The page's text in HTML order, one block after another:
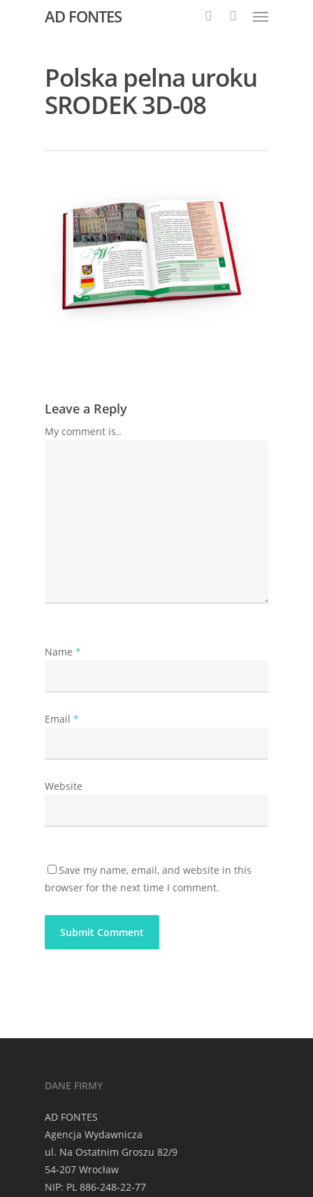
AD FONTES
Polska pelna uroku
SRODEK 3D-08
Leave a Reply
My comment is..
Name *
Email *
Website
Save my name, email, and website in this
browser for the next time I comment.
DANE FIRMY
AD FONTES
Agencja Wydawnicza
ul. Na Ostatnim Groszu 82/9
54-207 Wrocław
NIP: PL 886-248-22-77